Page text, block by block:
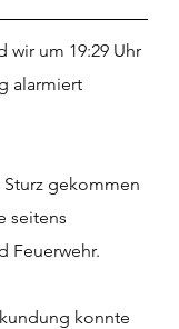
wir um 19:29 Uhr
alarmiert
Sturz gekommen
seitens
Feuerwehr.
konnte